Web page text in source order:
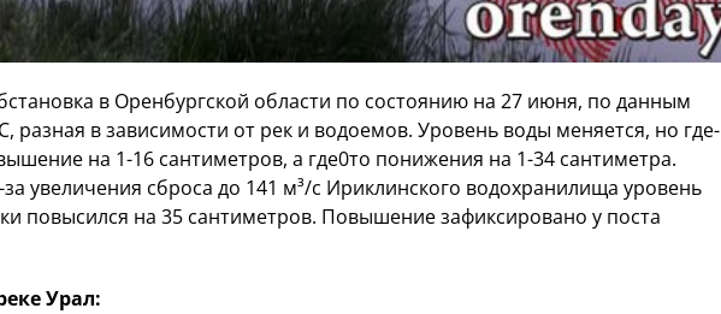
в Оренбургской области по состоянию на 27 июня, по данным
разная в зависимости от рек и водоемов. Уровень воды меняется, но где-
на 1-16 сантиметров, а где0то понижения на 1-34 сантиметра.
увеличения сброса до 141 м³/с Ириклинского водохранилища уровень
повысился на 35 сантиметров. Повышение зафиксировано у поста
Урал: